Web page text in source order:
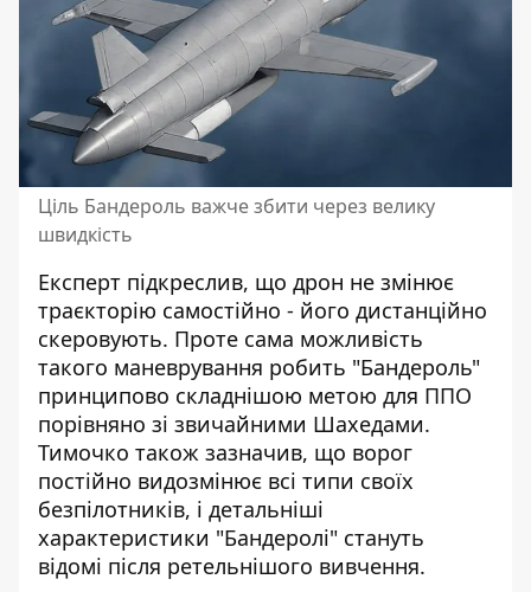
Ціль Бандероль важче збити через велику
швидкість
Експерт підкреслив, що дрон не змінює
траєкторію самостійно - його дистанційно
скеровують. Проте сама можливість
такого маневрування робить "Бандероль"
принципово складнішою метою для ППО
порівняно зі звичайними Шахедами.
Тимочко також зазначив, що ворог
постійно видозмінює всі типи своїх
безпілотників, і детальніші
характеристики "Бандеролі" стануть
відомі після ретельнішого вивчення.